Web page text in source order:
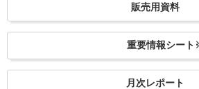
販売用資料
重要情報シー
月次レポート